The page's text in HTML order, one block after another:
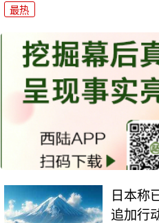
最热
日本称
追加行